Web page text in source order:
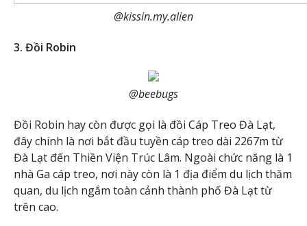
@kissin.my.alien
3. Đồi Robin
@beebugs
Đồi Robin hay còn được gọi là đồi Cáp Treo Đà Lạt,
đây chính là nơi bắt đầu tuyền cáp treo dài 2267m từ
Đà Lạt đến Thiền Viện Trúc Lâm. Ngoài chức năng là 1
nhà Ga cáp treo, nơi này còn là 1 địa điểm du lịch thăm
quan, du lịch ngắm toàn cảnh thành phố Đà Lạt từ
trên cao.